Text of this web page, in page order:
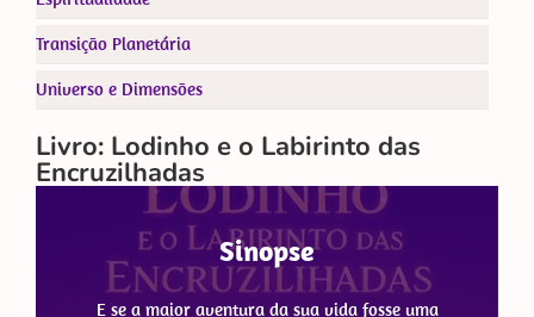
Transição Planetária
Universo e Dimensões
Livro: Lodinho e o Labirinto das
Encruzilhadas
Sinopse
E se a maior aventura da sua vida fosse uma